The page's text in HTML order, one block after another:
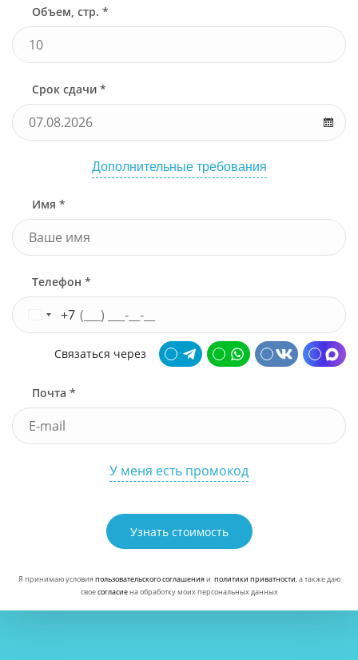
Объем, стр. *
Срок сдачи *
Дополнительные требования
Имя *
Телефон *
+7
Связаться через
Почта *
У меня есть промокод
Узнать стоимость
Я принимаю условияпользовательского соглашенияи политики приватности, а также даю
своесогласиена обработку моих персональных данных